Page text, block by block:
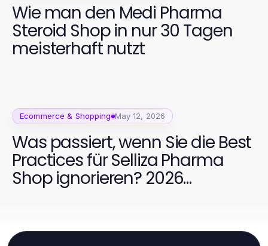
Wie man den Medi Pharma
Steroid Shop in nur 30 Tagen
meisterhaft nutzt
Ecommerce & Shopping May 12, 2026
Was passiert, wenn Sie die Best
Practices für Selliza Pharma
Shop ignorieren? 2026